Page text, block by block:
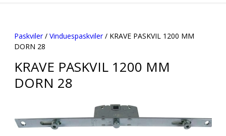
Paskviler/ Vinduespaskviler/ KRAVE PASKVIL 1200 MM
DORN 28
KRAVE PASKVIL 1200 MM
DORN 28